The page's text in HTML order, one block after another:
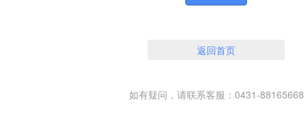
返回首页
如有疑问，请联系客服：0431-88165668